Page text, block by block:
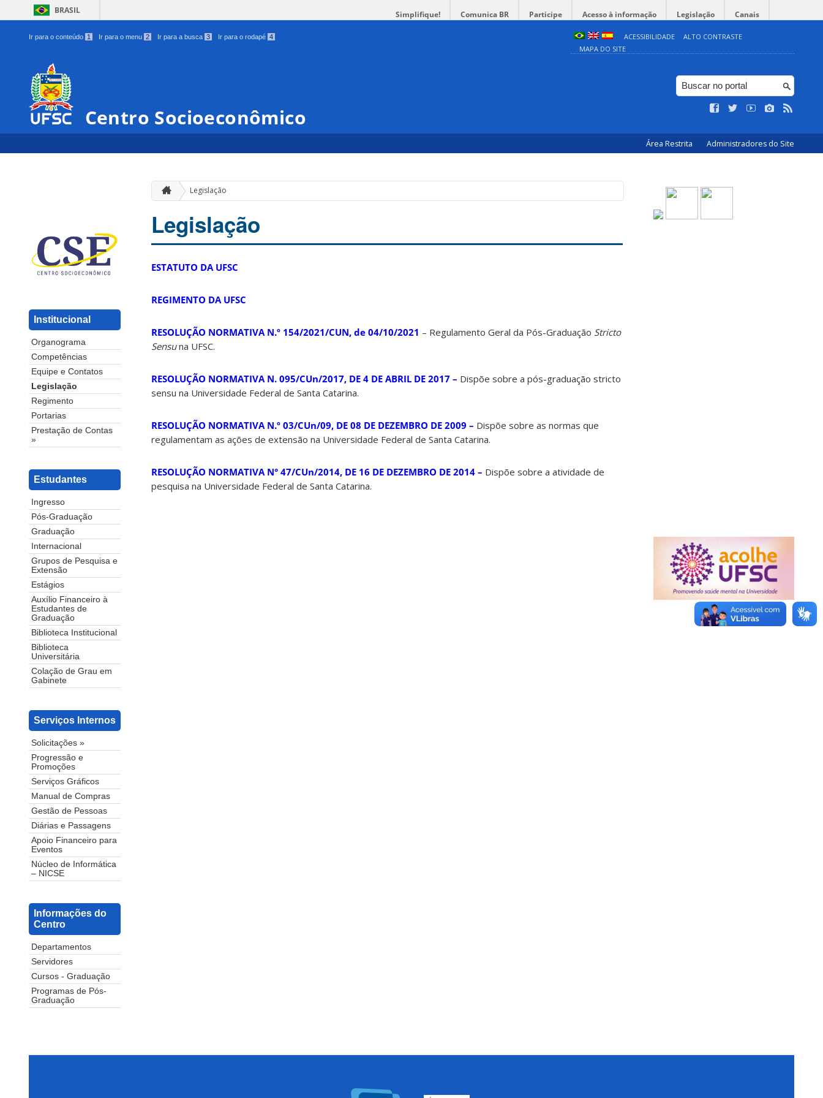
BRASIL Simplifique! Comunica BR Participe Acesso à informação Legislação Canais
Ir para o conteúdo 1 Ir para o menu 2 Ir para a busca 3 Ir para o rodapé 4 ACESSIBILIDADE
ALTO CONTRASTE
MAPA DO SITE
Centro Socioeconômico
Área Restrita Administradores do Site
Institucional
Organograma
Competências
Equipe e Contatos
Legislação
Regimento
Portarias
Prestação de Contas
»
Estudantes
Ingresso
Pós-Graduação
Graduação
Internacional
Grupos de Pesquisa e
Extensão
Estágios
Auxílio Financeiro à
Estudantes de
Graduação
Biblioteca Institucional
Biblioteca
Universitária
Colação de Grau em
Gabinete
Serviços Internos
Solicitações »
Progressão e
Promoções
Serviços Gráficos
Manual de Compras
Gestão de Pessoas
Diárias e Passagens
Apoio Financeiro para
Eventos
Núcleo de Informática
– NICSE
Informações do
Centro
Departamentos
Servidores
Cursos - Graduação
Programas de Pós-
Graduação
Legislação
Legislação
ESTATUTO DA UFSC
REGIMENTO DA UFSC
RESOLUÇÃO NORMATIVA N.º 154/2021/CUN, de 04/10/2021 – Regulamento Geral da Pós-Graduação Stricto
Sensuna UFSC.
RESOLUÇÃO NORMATIVA N. 095/CUn/2017, DE 4 DE ABRIL DE 2017 – Dispõe sobre a pós-graduação stricto
sensu na Universidade Federal de Santa Catarina.
RESOLUÇÃO NORMATIVA N.º 03/CUn/09, DE 08 DE DEZEMBRO DE 2009 – Dispõe sobre as normas que
regulamentam as ações de extensão na Universidade Federal de Santa Catarina.
RESOLUÇÃO NORMATIVA N° 47/CUn/2014, DE 16 DE DEZEMBRO DE 2014 – Dispõe sobre a atividade de
pesquisa na Universidade Federal de Santa Catarina.